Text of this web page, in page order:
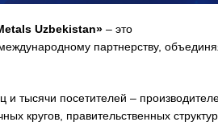
Uzbekistan»– это
партнерству,
тысячи посетителей –
кругов, правительственных